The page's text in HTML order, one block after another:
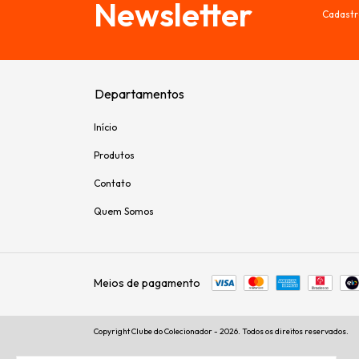
Newsletter
Departamentos
Início
Produtos
Contato
Quem Somos
Meios de pagamento
Copyright Clube do Colecionador - 2026. Todos os direitos reservados.